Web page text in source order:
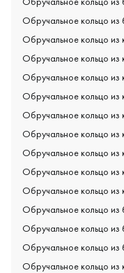
Обручальное кольцо
Обручальное кольцо
Обручальное кольцо
Обручальное кольцо
Обручальное кольцо
Обручальное кольцо
Обручальное кольцо
Обручальное кольцо
Обручальное кольцо
Обручальное кольцо
Обручальное кольцо
Обручальное кольцо
Обручальное кольцо
Обручальное кольцо